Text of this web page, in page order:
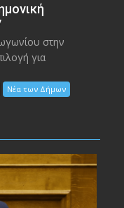
στην
για
Νέα των Δήμων